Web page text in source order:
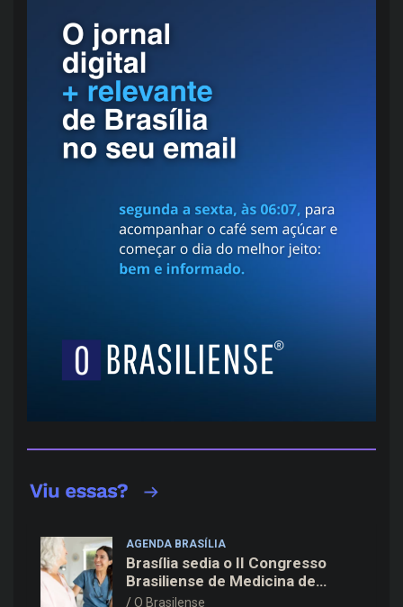
AGENDA BRASÍLIA
Brasília sedia o II Congresso
Brasiliense de Medicina de
Família e Comunidade na Fiocruz
O Brasilense